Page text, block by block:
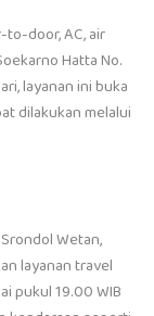
door, AC, air
Hatta No.
layanan ini buka
dilakukan melalui
Wetan,
layanan travel
pukul 19.00 WIB